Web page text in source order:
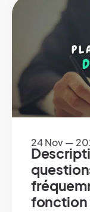
24 Nov —
fonction